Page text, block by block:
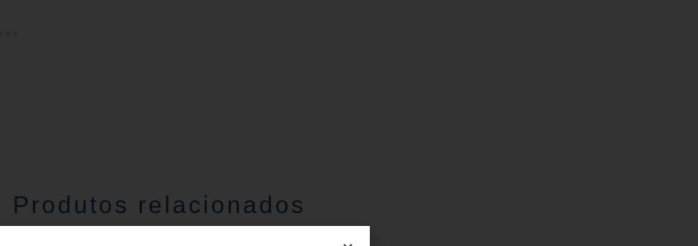
Produtos relacionados